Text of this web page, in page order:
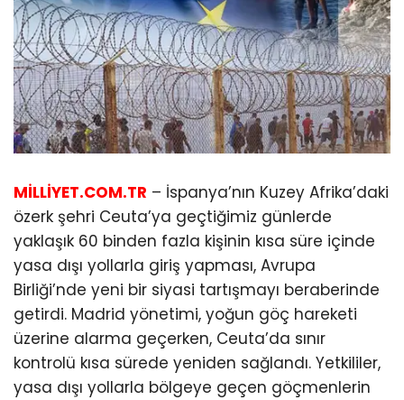
MİLLİYET.COM.TR – İspanya’nın Kuzey Afrika’daki
özerk şehri Ceuta’ya geçtiğimiz günlerde
yaklaşık 60 binden fazla kişinin kısa süre içinde
yasa dışı yollarla giriş yapması, Avrupa
Birliği’nde yeni bir siyasi tartışmayı beraberinde
getirdi. Madrid yönetimi, yoğun göç hareketi
üzerine alarma geçerken, Ceuta’da sınır
kontrolü kısa sürede yeniden sağlandı. Yetkililer,
yasa dışı yollarla bölgeye geçen göçmenlerin